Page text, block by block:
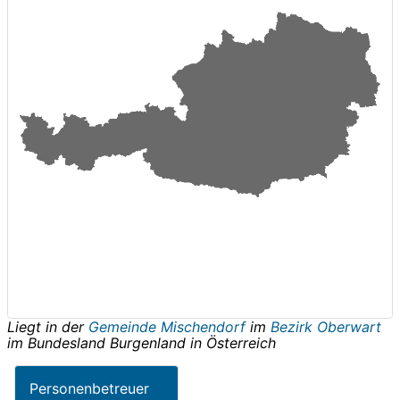
Liegt in der Gemeinde Mischendorf im Bezirk Oberwart
im Bundesland Burgenland in Österreich
Personenbetreuer